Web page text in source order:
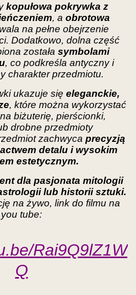
kopułowa pokrywka z
, a obrotowa
na pełne obejrzenie
Dodatkowo, dolna część
została symbolami
, co podkreśla antyczny i
charakter przedmiotu.
ukazuje się eleganckie,
, które można wykorzystać
biżuterię, pierścionki,
drobne przedmioty
zachwyca precyzją
detalu i wysokim
estetycznym.
dla pasjonata mitologii
lub historii sztuki.
na żywo, link do filmu na
you tube:
Rai9Q9lZ1W
Q